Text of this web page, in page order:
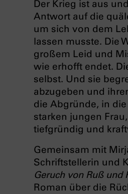
Der Krieg ist aus
Antwort auf die
um sich von dem
lassen musste. Die
großem Leid und
wie erhofft endet.
selbst. Und sie
abzugeben und
die Abgründe, in
starken jungen
tiefgründig und
Gemeinsam mit
Schriftstellerin und
Geruch von Ruß und
Roman über die